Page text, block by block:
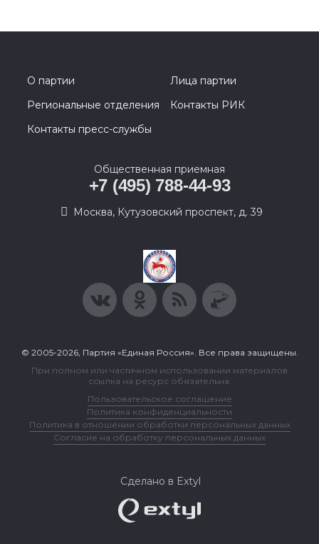
О партии
Лица партии
Региональные отделения
Контакты РИК
Контакты пресс-службы
Общественная приемная
+7 (495) 788-44-93
Москва, Кутузовский проспект, д. 39
© 2005-2026, Партия «Единая Россия». Все права защищены.
При полном или частичном использовании материалов
ссылка на ресурс обязательна.
Пользовательское соглашение
Политика конфиденциальности
Политика в отношении обработки персональных данных
Согласие на обработку персональных данных
Сделано в Extyl